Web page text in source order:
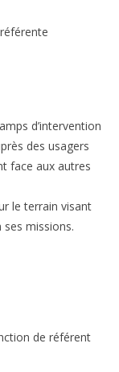
d’intervention
des usagers
face aux autres
le terrain visant
ses missions.
de référent